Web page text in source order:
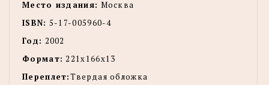
Место издания: Москва
ISBN: 5-17-005960-4
Год: 2002
Формат: 221x166x13
Переплет:Твердая обложка